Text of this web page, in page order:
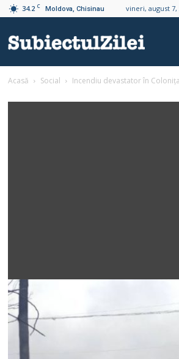
34.2 C Moldova, Chisinau vineri, august 7,
Acasă Social Incendiu devastator în